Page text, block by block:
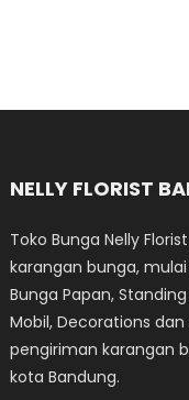
NELLY FLORIST
Toko Bunga Nelly
karangan bunga,
Bunga Papan, Standing
Mobil, Decorations
pengiriman karangan
kota Bandung.